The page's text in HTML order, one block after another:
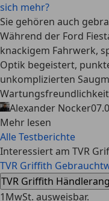
sich mehr?
Sie gehören auch
Während der Ford
knackigem Fahrwerk,
Optik begeistert,
unkomplizierten
Alexander Nocker
Mehr lesen
Alle Testberichte
Interessiert am TVR
TVR Griffith
TVR Griffith
1MwSt. ausweisbar.